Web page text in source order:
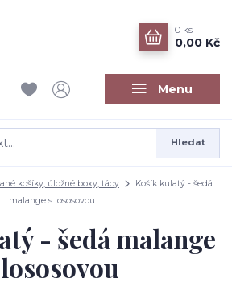
Menu
Hledat
0 ks
0,00 Kč
košíky, úložné boxy, tácy
Košík kulatý - šedá
malange s lososovou
- šedá malange